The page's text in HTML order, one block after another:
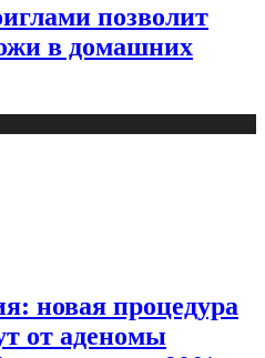
позволит
в домашних
новая процедура
от аденомы